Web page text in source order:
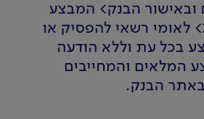
הבנק> המבצע
בתוקף עד 31.08.2023> לאומי רשאי להפסיק או
בכל עת וללא הודעה
המלאים והמחייבים
הבנק.